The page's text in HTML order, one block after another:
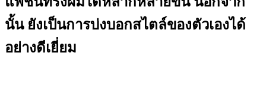
นั้น ยังเป็นการบ่งบอกสไตล์ของตัวเองได้
อย่างดีเยี่ยม